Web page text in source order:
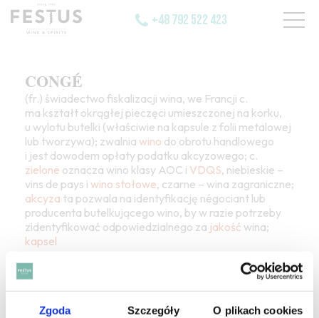
Zgoda Szczegóły O plikach cookies
+48 792 522 423
CONGÉ
(fr.) świadectwo fiskalizacji wina, we Francji c.
ma kształt okrągłej pieczęci umieszczonej na korku,
u wylotu butelki (właściwie na kapsule z folii metalowej
lub tworzywa); zwalnia wino do obrotu handlowego
i jest dowodem opłaty podatku akcyzowego; c.
zielone oznacza wino klasy AOC i VDQS, niebieskie –
vins de pays i wino stołowe, czarne – wina zagraniczne;
akcyza ta pozwala na identyfikację négociant lub
producenta butelkującego wino, by w razie potrzeby
zidentyfikować odpowiedzialnego za jakość wina;
kapsel